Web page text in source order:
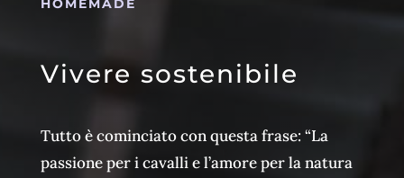
Il mio compito è quello di far vivere
ai tuoi figli un’esperienza
natura, grazie al gioco come forma
di scoperta.
HOMEMADE
Vivere sostenibile
Tutto è cominciato con questa frase: “La
passione per i cavalli e l’amore per la natura